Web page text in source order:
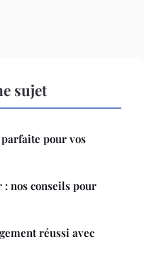
sujet
pour vos
nos conseils pour
réussi avec